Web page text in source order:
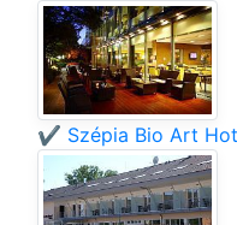
✔️ Szépia Bio Art